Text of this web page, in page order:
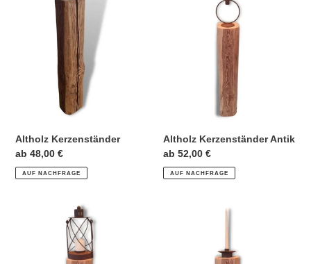
Altholz Kerzenständer
Normaler
Preis
ab 48,00 €
AUF NACHFRAGE
Altholz Kerzenständer Antik
Normaler
Preis
ab 52,00 €
AUF NACHFRAGE
Kerzenständer